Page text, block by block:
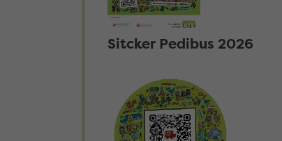
Sitcker Pedibus 2026